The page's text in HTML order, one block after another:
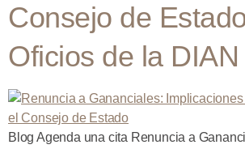
Consejo de
Oficios de la
Blog Agenda una cita Renuncia a